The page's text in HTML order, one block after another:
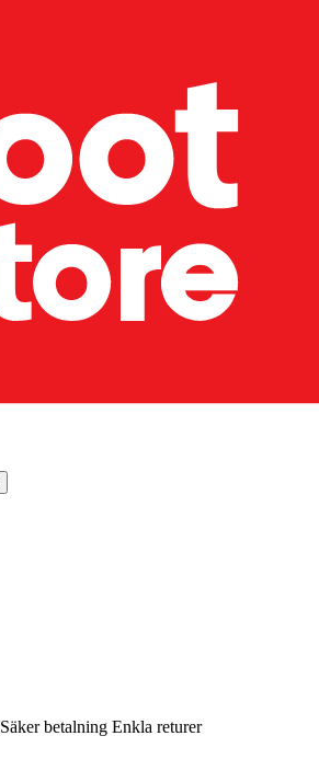
Säker betalning Enkla returer